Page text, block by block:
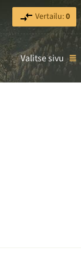
Vertailu:0
Valitse sivu